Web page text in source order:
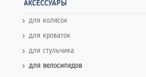
АКСЕССУАРЫ
для колясок
для кроваток
для стульчика
для велосипедов